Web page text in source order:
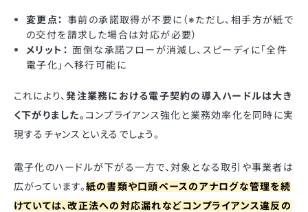
変更点： 事前の承諾取得が不要に（※ただし、相手方が紙で
の交付を請求した場合は対応が必要）
メリット： 面倒な承諾フローが消滅し、スピーディに「全件
電子化」へ移行可能に
これにより、発注業務における電子契約の導入ハードルは大き
く下がりました。 コンプライアンス強化と業務効率化を同時に実
現するチャンスといえるでしょう。
電子化のハードルが下がる一方で、対象となる取引や事業者は
広がっています。紙の書類や口頭ベースのアナログな管理を続
けていては、改正法への対応漏れなどコンプライアンス違反の